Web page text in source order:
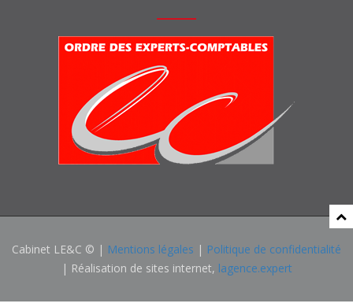
Cabinet LE&C © | Mentions légales | Politique de confidentialité
| Réalisation de sites internet, lagence.expert